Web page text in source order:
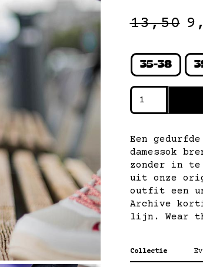
13,50
35-38
everyday
basic
paars
aantal
Een
damessok
zonder in
uit onze
outfit een
Archive
lijn. Wear
Collectie